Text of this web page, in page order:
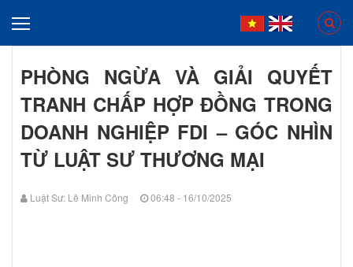
PHÒNG NGỪA VÀ GIẢI QUYẾT
TRANH CHẤP HỢP ĐỒNG TRONG
DOANH NGHIỆP FDI – GÓC NHÌN
TỪ LUẬT SƯ THƯƠNG MẠI
Luật Sư: Lê Minh Công 06:48 - 16/10/2025